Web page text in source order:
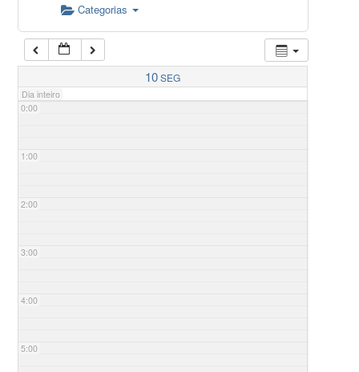
Categorias
10SEG
Dia inteiro
0:00
1:00
2:00
3:00
4:00
5:00